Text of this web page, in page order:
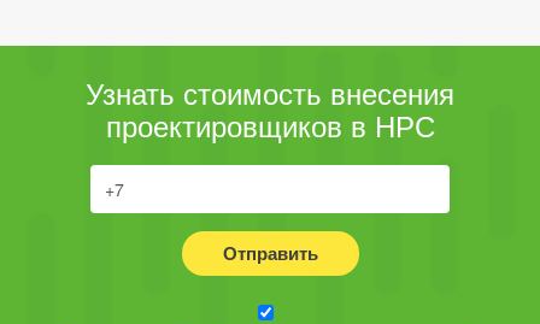
Узнать стоимость внесения
проектировщиков в НРС
Отправить